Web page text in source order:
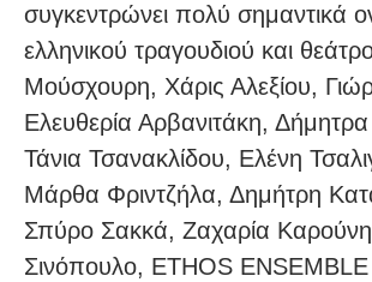
συγκεντρώνει πολύ σημαντικά
ελληνικού τραγουδιού και
Μούσχουρη, Χάρις Αλεξίου,
Ελευθερία Αρβανιτάκη,
Τάνια Τσανακλίδου, Ελένη
Μάρθα Φριντζήλα, Δημήτρη
Σπύρο Σακκά, Ζαχαρία
Σινόπουλο, ETHOS ENSEMBLE